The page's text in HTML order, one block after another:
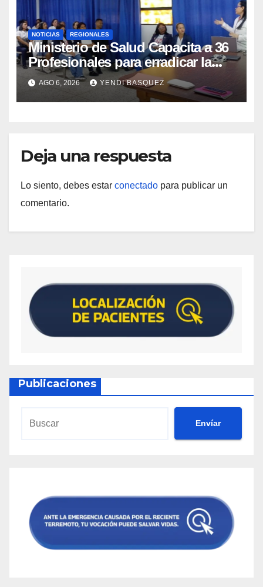
NOTICIAS REGIONALES
Ministerio de Salud Capacita a 36
Profesionales para erradicar la
Tuberculosis en Yaracuy
AGO 6, 2026 YENDI BASQUEZ
Deja una respuesta
Lo siento, debes estar conectado para publicar un
comentario.
Publicaciones
Envíar